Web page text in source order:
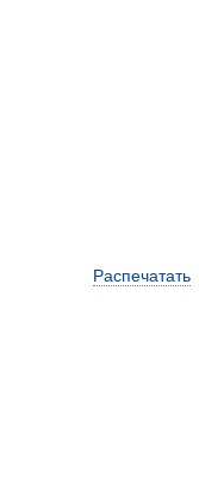
Распечатать